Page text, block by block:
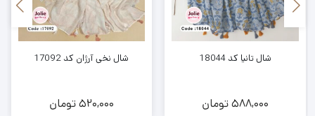
شال تانیا کد 18044
588,000تومان
شال نخی آرژان کد 17092
520,000تومان